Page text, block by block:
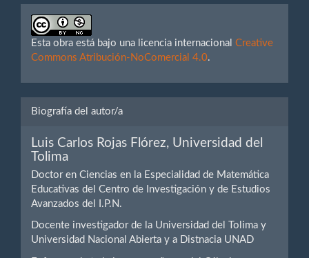
Esta obra está bajo una licencia internacional Creative
Commons Atribución-NoComercial 4.0.
Biografía del autor/a
Luis Carlos Rojas Flórez, Universidad del
Tolima
Doctor en Ciencias en la Especialidad de Matemática
Educativas del Centro de Investigación y de Estudios
Avanzados del I.P.N.
Docente investigador de la Universidad del Tolima y
Universidad Nacional Abierta y a Distnacia UNAD